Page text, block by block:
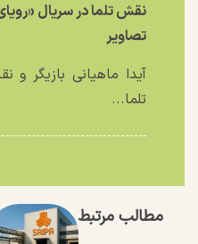
نقش تلما در سریال
تصاویر
آیدا ماهیانی بازیگر و
تلما...
مطالب مرتبط